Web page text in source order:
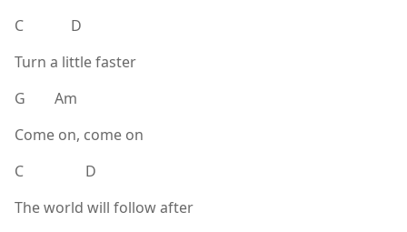
C D
Turn a little faster
G Am
Come on, come on
C D
The world will follow after